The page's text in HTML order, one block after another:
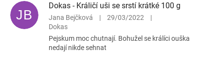
JB
Dokas - Králičí uši se srstí krátké 100 g
Jana Bejčková | 29/03/2022
|
Dokas
Pejskum moc chutnají. Bohužel se králíci ouška
nedají nikde sehnat